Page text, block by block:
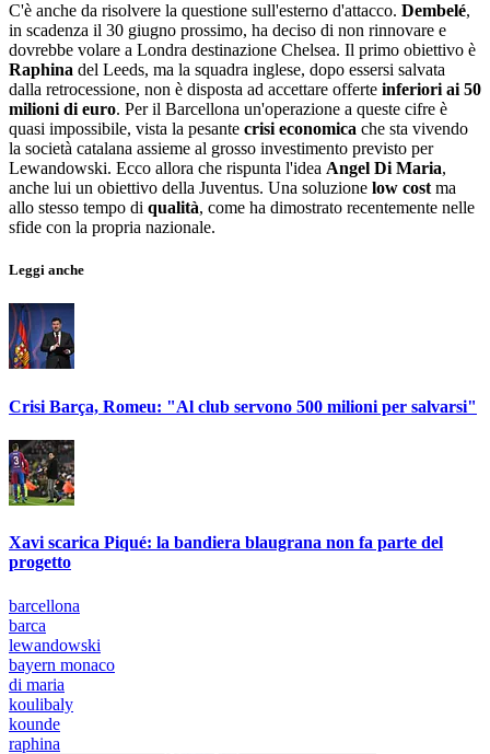
C'è anche da risolvere la questione sull'esterno d'attacco. Dembelé,
in scadenza il 30 giugno prossimo, ha deciso di non rinnovare e
dovrebbe volare a Londra destinazione Chelsea. Il primo obiettivo è
Raphina del Leeds, ma la squadra inglese, dopo essersi salvata
dalla retrocessione, non è disposta ad accettare offerte inferiori ai 50
milioni di euro. Per il Barcellona un'operazione a queste cifre è
quasi impossibile, vista la pesante crisi economica che sta vivendo
la società catalana assieme al grosso investimento previsto per
Lewandowski. Ecco allora che rispunta l'idea Angel Di Maria,
anche lui un obiettivo della Juventus. Una soluzione low cost ma
allo stesso tempo di qualità, come ha dimostrato recentemente nelle
sfide con la propria nazionale.
Leggi anche
Crisi Barça, Romeu: "Al club servono 500 milioni per salvarsi"
Xavi scarica Piqué: la bandiera blaugrana non fa parte del
progetto
barcellona
barca
lewandowski
bayern monaco
di maria
koulibaly
kounde
raphina